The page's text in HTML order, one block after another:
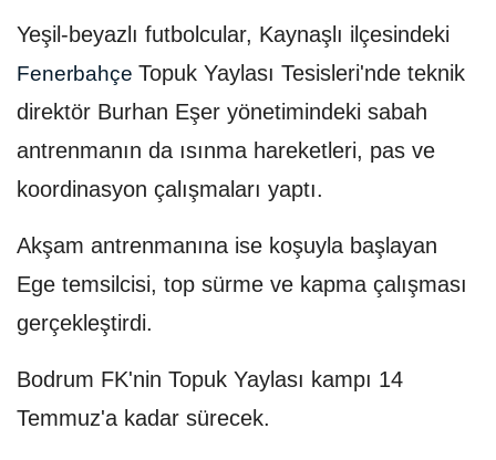
Yeşil-beyazlı futbolcular, Kaynaşlı ilçesindeki
Fenerbahçe Topuk Yaylası Tesisleri'nde teknik
direktör Burhan Eşer yönetimindeki sabah
antrenmanın da ısınma hareketleri, pas ve
koordinasyon çalışmaları yaptı.
Akşam antrenmanına ise koşuyla başlayan
Ege temsilcisi, top sürme ve kapma çalışması
gerçekleştirdi.
Bodrum FK'nin Topuk Yaylası kampı 14
Temmuz'a kadar sürecek.